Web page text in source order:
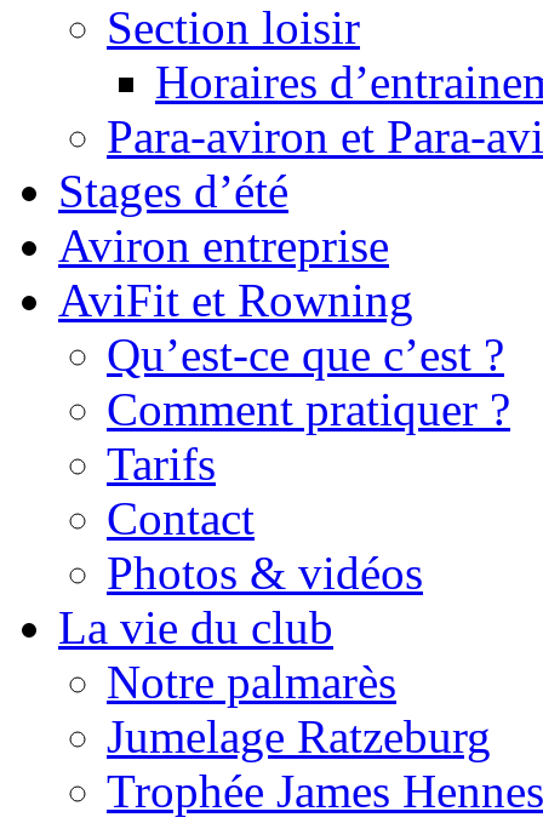
Section loisir
Horaires
Para-aviron et Para-
Stages d’été
Aviron entreprise
AviFit et Rowning
Qu’est-ce que c’est ?
Comment pratiquer ?
Tarifs
Contact
Photos & vidéos
La vie du club
Notre palmarès
Jumelage Ratzeburg
Trophée James